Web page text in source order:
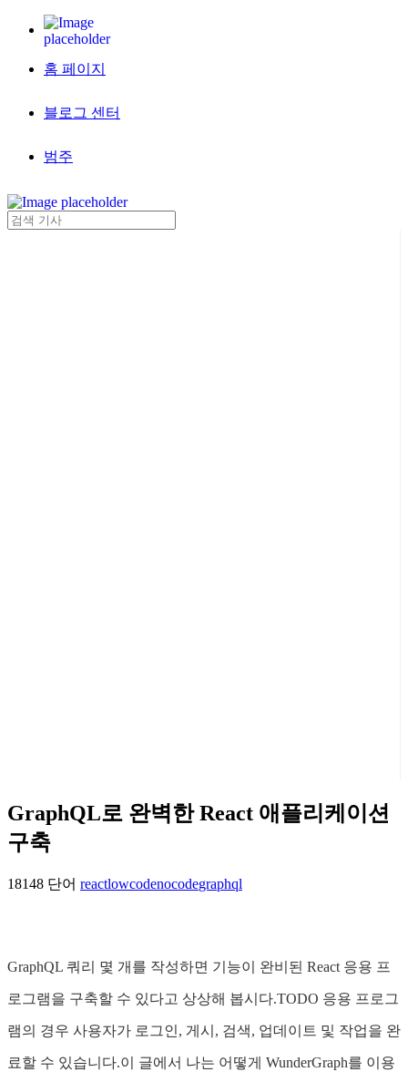
홈 페이지
블로그 센터
범주
GraphQL로 완벽한 React 애플리케이션
구축
18148 단어 reactlowcodenocodegraphql
GraphQL 쿼리 몇 개를 작성하면 기능이 완비된 React 응용 프
로그램을 구축할 수 있다고 상상해 봅시다.TODO 응용 프로그
램의 경우 사용자가 로그인, 게시, 검색, 업데이트 및 작업을 완
료할 수 있습니다.이 글에서 나는 어떻게 WunderGraph를 이용